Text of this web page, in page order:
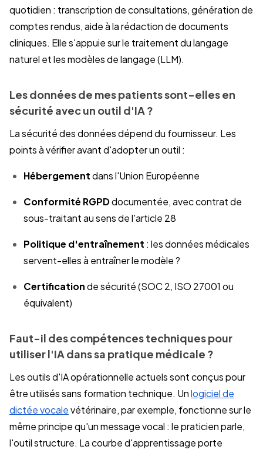
quotidien : transcription de consultations, génération de
comptes rendus, aide à la rédaction de documents
cliniques. Elle s'appuie sur le traitement du langage
naturel et les modèles de langage (LLM).
Les données de mes patients sont-elles en
sécurité avec un outil d'IA ?
La sécurité des données dépend du fournisseur. Les
points à vérifier avant d'adopter un outil :
Hébergementdans l'Union Européenne
Conformité RGPDdocumentée, avec contrat de
sous-traitant au sens de l'article 28
Politique d'entraînement : les données médicales
servent-elles à entraîner le modèle ?
Certificationde sécurité (SOC 2, ISO 27001 ou
équivalent)
Faut-il des compétences techniques pour
utiliser l'IA dans sa pratique médicale ?
Les outils d'IA opérationnelle actuels sont conçus pour
être utilisés sans formation technique. Unlogiciel de
dictée vocalevétérinaire, par exemple, fonctionne sur le
même principe qu'un message vocal : le praticien parle,
l'outil structure. La courbe d'apprentissage porte